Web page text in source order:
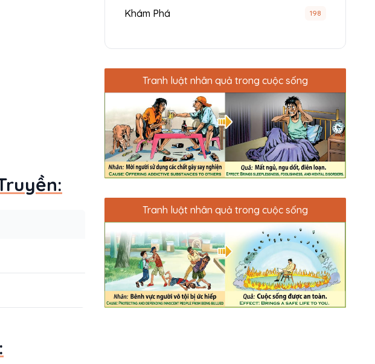
Khám Phá 198
Tranh luật nhân quả trong cuộc sống
Tranh luật nhân quả trong cuộc sống